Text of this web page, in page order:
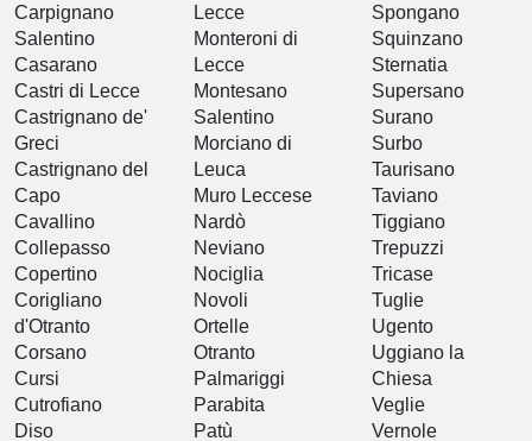
Carpignano
Salentino
Casarano
Castri di Lecce
Castrignano de'
Greci
Castrignano del
Capo
Cavallino
Collepasso
Copertino
Corigliano
d'Otranto
Corsano
Cursi
Cutrofiano
Diso
Lecce
Monteroni di
Lecce
Montesano
Salentino
Morciano di
Leuca
Muro Leccese
Nardò
Neviano
Nociglia
Novoli
Ortelle
Otranto
Palmariggi
Parabita
Patù
Spongano
Squinzano
Sternatia
Supersano
Surano
Surbo
Taurisano
Taviano
Tiggiano
Trepuzzi
Tricase
Tuglie
Ugento
Uggiano la
Chiesa
Veglie
Vernole